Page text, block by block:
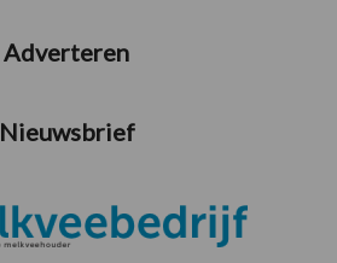
Adverteren
Nieuwsbrief